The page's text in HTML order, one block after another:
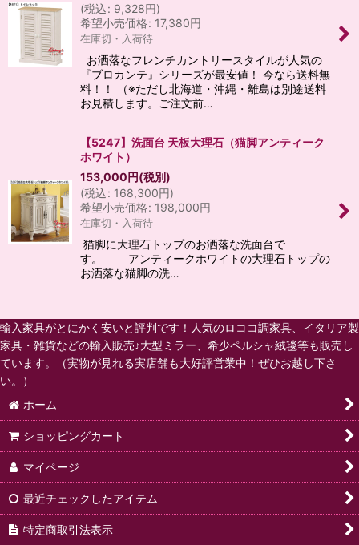
(税込: 9,328円)
希望小売価格: 17,380円
在庫切・入荷待
お洒落なフレンチカントリースタイルが人気の
『ブロカンテ』シリーズが最安値！ 今なら送料無
料！！ （※ただし北海道・沖縄・離島は別途送料
お見積します。ご注文前…
【5247】洗面台 天板大理石（猫脚アンティーク
ホワイト）
153,000円(税別)
(税込: 168,300円)
希望小売価格: 198,000円
在庫切・入荷待
猫脚に大理石トップのお洒落な洗面台で
す。 アンティークホワイトの大理石トップの
お洒落な猫脚の洗…
輸入家具がとにかく安いと評判です！人気のロココ調家具、イタリア製
家具・雑貨などの輸入販売♪大型ミラー、希少ペルシャ絨毯等も販売し
ています。（実物が見れる実店舗も大好評営業中！ぜひお越し下さ
い。）
ホーム
ショッピングカート
マイページ
最近チェックしたアイテム
特定商取引法表示